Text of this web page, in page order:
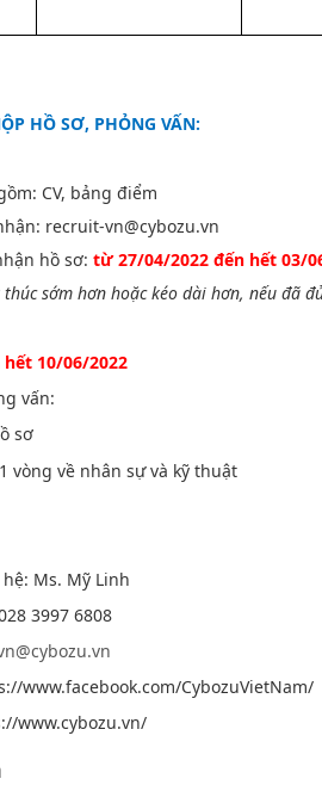
HỒ SƠ, PHỎNG VẤN:
CV, bảng điểm
recruit-vn@cybozu.vn
hồ sơ: từ 27/04/2022 đến hết 03/
sớm hơn hoặc kéo dài hơn, nếu đã
hết 10/06/2022
vấn:
sơ
vòng về nhân sự và kỹ thuật
Ms. Mỹ Linh
3997 6808
www.facebook.com/CybozuVietNam/
www.cybozu.vn/